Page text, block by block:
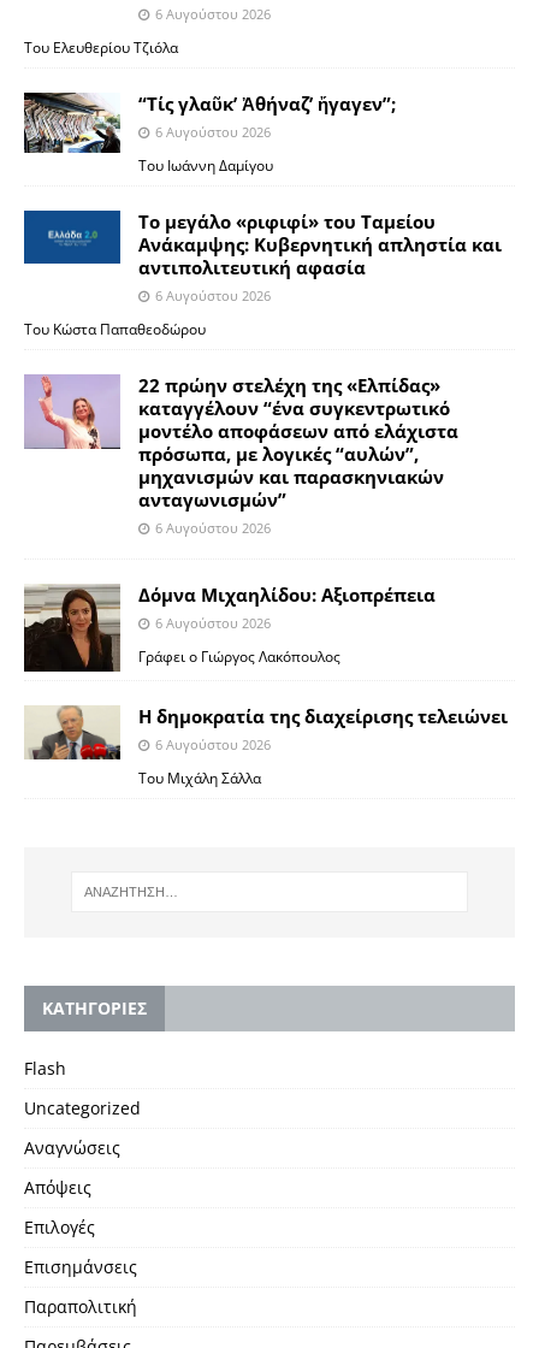
6 Αυγούστου 2026
Του Ελευθερίου Τζιόλα
“Τίς γλαῦκ’ Ἀθήναζ’ ἤγαγεν”;
6 Αυγούστου 2026
Του Ιωάννη Δαμίγου
Το μεγάλο «ριφιφί» του Ταμείου
Ανάκαμψης: Κυβερνητική απληστία και
αντιπολιτευτική αφασία
6 Αυγούστου 2026
Του Κώστα Παπαθεοδώρου
22 πρώην στελέχη της «Ελπίδας»
καταγγέλουν “ένα συγκεντρωτικό
μοντέλο αποφάσεων από ελάχιστα
πρόσωπα, με λογικές “αυλών”,
μηχανισμών και παρασκηνιακών
ανταγωνισμών”
6 Αυγούστου 2026
Δόμνα Μιχαηλίδου: Αξιοπρέπεια
6 Αυγούστου 2026
Γράφει ο Γιώργος Λακόπουλος
Η δημοκρατία της διαχείρισης τελειώνει
6 Αυγούστου 2026
Του Μιχάλη Σάλλα
KΑΤΗΓΟΡΙΕΣ
Flash
Uncategorized
Αναγνώσεις
Απόψεις
Επιλογές
Επισημάνσεις
Παραπολιτική